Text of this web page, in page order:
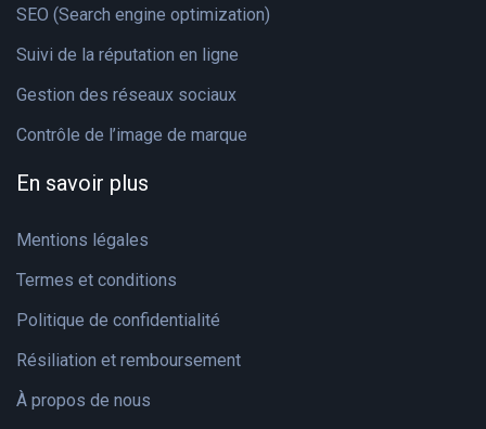
SEO (Search engine optimization)
Suivi de la réputation en ligne
Gestion des réseaux sociaux
Contrôle de l’image de marque
En savoir plus
Mentions légales
Termes et conditions
Politique de confidentialité
Résiliation et remboursement
À propos de nous